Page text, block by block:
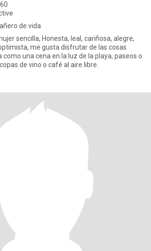
de vida
sencilla, Honesta, leal, cariñosa, alegre,
me gusta disfrutar de las cosas
como una cena en la luz de la playa, paseos o
de vino o café al aire libre.